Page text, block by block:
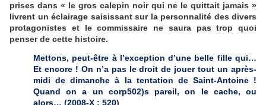
prises dans « le gros calepin noir qui ne le quittait jamais »
livrent un éclairage saisissant sur la personnalité des divers
protagonistes et le commissaire ne saura pas trop quoi
penser de cette histoire.
Mettons, peut-être à l’exception d’une belle fille qui…
Et encore ! On n’a pas le droit de jouer tout un après-
midi de dimanche à la tentation de Saint-Antoine !
Quand on a un corp502)s pareil, on le cache, ou
alors… (2008-X : 520)